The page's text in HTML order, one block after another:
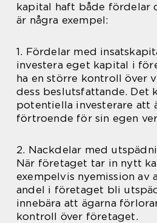
kapital haft både fördelar
är några exempel:
1. Fördelar med
investera eget kapital i
ha en större kontroll över
dess beslutsfattande. Det
potentiella investerare att
förtroende för sin egen
2. Nackdelar med
När företaget tar in nytt
exempelvis nyemission av
andel i företaget bli
innebära att ägarna
kontroll över företaget.